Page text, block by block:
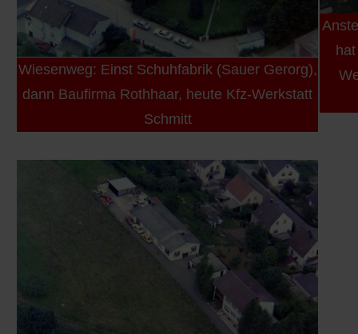
Wiesenweg: Einst Schuhfabrik (Sauer Gerorg),
dann Baufirma Rothhaar, heute Kfz-Werkstatt
Schmitt